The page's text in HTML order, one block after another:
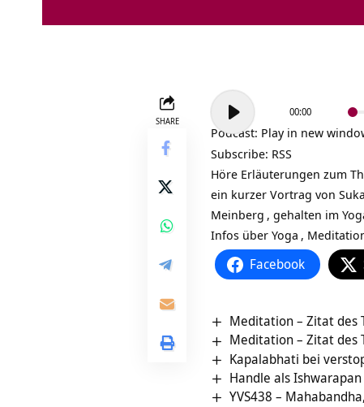
SHARE
Audio-
Player
00:00
Podcast: Play in new
Subscribe: RSS
Höre Erläuterungen zum
ein kurzer Vortrag von
Meinberg , gehalten im
Infos über Yoga ,
Facebook
Meditation – Zitat des
Meditation – Zitat des
Kapalabhati bei
Handle als Ishwarapan
YVS438 –